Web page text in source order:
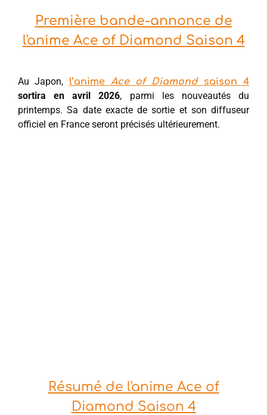
Première bande-annonce de
l'anime Ace of Diamond Saison 4
Au Japon, l’anime Ace of Diamondsaison 4
sortira en avril 2026, parmi les nouveautés du
printemps. Sa date exacte de sortie et son diffuseur
officiel en France seront précisés ultérieurement.
Résumé de l'anime Ace of
Diamond Saison 4